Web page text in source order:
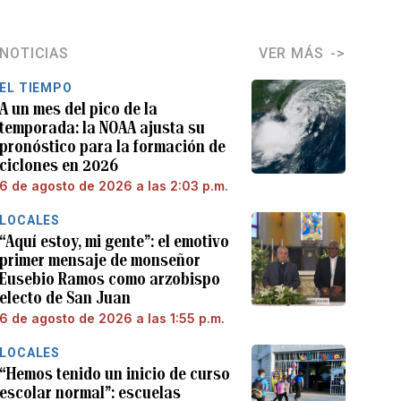
NOTICIAS VER MÁS
EL TIEMPO
A un mes del pico de la
temporada: la NOAA ajusta su
pronóstico para la formación de
ciclones en 2026
6 de agosto de 2026 a las 2:03 p.m.
LOCALES
“Aquí estoy, mi gente”: el emotivo
primer mensaje de monseñor
Eusebio Ramos como arzobispo
electo de San Juan
6 de agosto de 2026 a las 1:55 p.m.
LOCALES
“Hemos tenido un inicio de curso
escolar normal”: escuelas